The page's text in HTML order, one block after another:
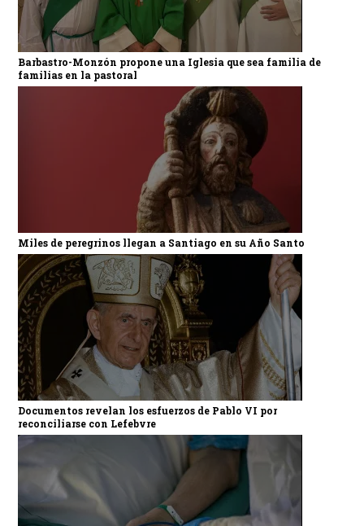
Barbastro-Monzón propone una Iglesia que sea familia de
familias en la pastoral
Miles de peregrinos llegan a Santiago en su Año Santo
Documentos revelan los esfuerzos de Pablo VI por
reconciliarse con Lefebvre